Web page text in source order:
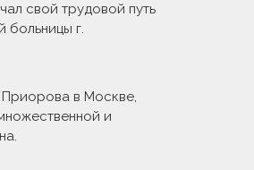
свой трудовой путь
больницы г.
Приорова в Москве,
и